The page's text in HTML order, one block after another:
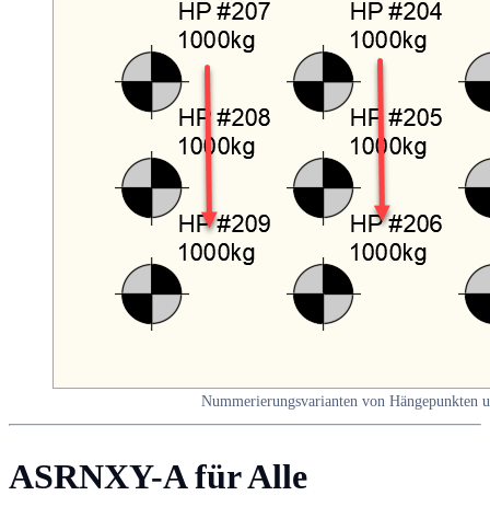
Nummerierungsvarianten von Hängepunkten
ASRNXY-A für Alle